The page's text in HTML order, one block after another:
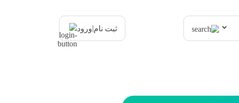
ثبت نام|ورود